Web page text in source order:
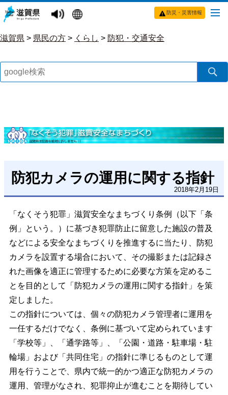
防災・災害情報
滋賀県 > 県民の方 > くらし > 防犯・交通安全
防犯カメラの運用に関する指針
2018年2月19日
「なくそう犯罪」滋賀安全なまちづくり条例（以下「条
例」という。）に基づき犯罪防止に留意した施設の普及
などによる安全なまちづくりを推進するに当たり、防犯
カメラを設置する場合において、その撮影または記録さ
れた画像を適正に管理するために必要な方策を定めるこ
とを目的として「防犯カメラの運用に関する指針」を策
定しました。
この指針については、個々の防犯カメラ管理者に運用を
一任するだけでなく、条例に基づいて定められています
「学校等」、「通学路等」、「公園・道路・駐車場・駐
輪場」および「共同住宅」の指針に準じるものとして運
用を行うことで、県内で統一的かつ適正な防犯カメラの
運用、管理がなされ、犯罪抑止が進むことを期待してい